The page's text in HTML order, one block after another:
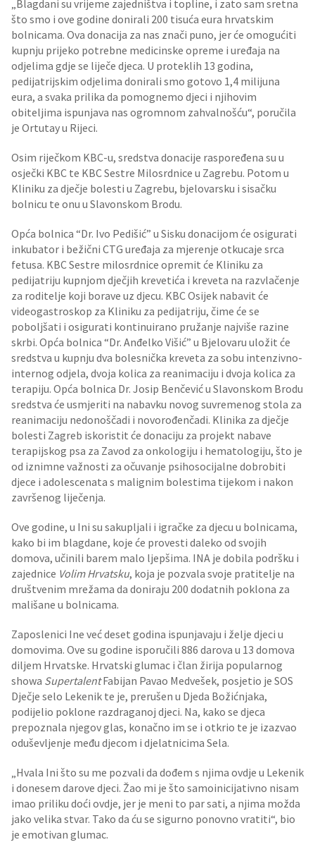
„Blagdani su vrijeme zajedništva i topline, i zato sam sretna
što smo i ove godine donirali 200 tisuća eura hrvatskim
bolnicama. Ova donacija za nas znači puno, jer će omogućiti
kupnju prijeko potrebne medicinske opreme i uređaja na
odjelima gdje se liječe djeca. U proteklih 13 godina,
pedijatrijskim odjelima donirali smo gotovo 1,4 milijuna
eura, a svaka prilika da pomognemo djeci i njihovim
obiteljima ispunjava nas ogromnom zahvalnošću“, poručila
je Ortutay u Rijeci.
Osim riječkom KBC-u, sredstva donacije raspoređena su u
osječki KBC te KBC Sestre Milosrdnice u Zagrebu. Potom u
Kliniku za dječje bolesti u Zagrebu, bjelovarsku i sisačku
bolnicu te onu u Slavonskom Brodu.
Opća bolnica “Dr. Ivo Pedišić” u Sisku donacijom će osigurati
inkubator i bežični CTG uređaja za mjerenje otkucaje srca
fetusa. KBC Sestre milosrdnice opremit će Kliniku za
pedijatriju kupnjom dječjih krevetića i kreveta na razvlačenje
za roditelje koji borave uz djecu. KBC Osijek nabavit će
videogastroskop za Kliniku za pedijatriju, čime će se
poboljšati i osigurati kontinuirano pružanje najviše razine
skrbi. Opća bolnica “Dr. Anđelko Višić” u Bjelovaru uložit će
sredstva u kupnju dva bolesnička kreveta za sobu intenzivno-
internog odjela, dvoja kolica za reanimaciju i dvoja kolica za
terapiju. Opća bolnica Dr. Josip Benčević u Slavonskom Brodu
sredstva će usmjeriti na nabavku novog suvremenog stola za
reanimaciju nedonoščadi i novorođenčadi. Klinika za dječje
bolesti Zagreb iskoristit će donaciju za projekt nabave
terapijskog psa za Zavod za onkologiju i hematologiju, što je
od iznimne važnosti za očuvanje psihosocijalne dobrobiti
djece i adolescenata s malignim bolestima tijekom i nakon
završenog liječenja.
Ove godine, u Ini su sakupljali i igračke za djecu u bolnicama,
kako bi im blagdane, koje će provesti daleko od svojih
domova, učinili barem malo ljepšima. INA je dobila podršku i
zajednice Volim Hrvatsku, koja je pozvala svoje pratitelje na
društvenim mrežama da doniraju 200 dodatnih poklona za
mališane u bolnicama.
Zaposlenici Ine već deset godina ispunjavaju i želje djeci u
domovima. Ove su godine isporučili 886 darova u 13 domova
diljem Hrvatske. Hrvatski glumac i član žirija popularnog
showa SupertalentFabijan Pavao Medvešek, posjetio je SOS
Dječje selo Lekenik te je, prerušen u Djeda Božićnjaka,
podijelio poklone razdraganoj djeci. Na, kako se djeca
prepoznala njegov glas, konačno im se i otkrio te je izazvao
oduševljenje među djecom i djelatnicima Sela.
„Hvala Ini što su me pozvali da dođem s njima ovdje u Lekenik
i donesem darove djeci. Žao mi je što samoinicijativno nisam
imao priliku doći ovdje, jer je meni to par sati, a njima možda
jako velika stvar. Tako da ću se sigurno ponovno vratiti“, bio
je emotivan glumac.